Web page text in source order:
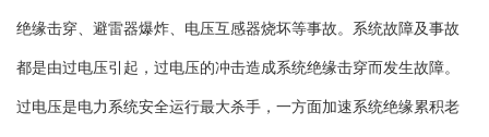
绝缘击穿、避雷器爆炸、电压互感器烧坏等事故。系统故障及事故
都是由过电压引起，过电压的冲击造成系统绝缘击穿而发生故障。
过电压是电力系统安全运行最大杀手，一方面加速系统绝缘累积老